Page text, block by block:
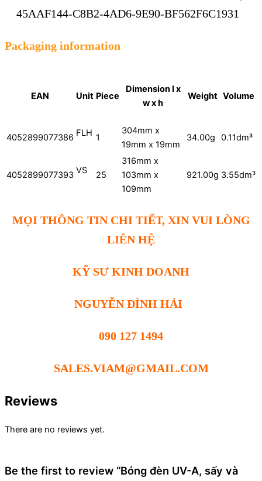
45AAF144-C8B2-4AD6-9E90-BF562F6C1931
Packaging information
EAN Unit Piece
Dimension l x
w x h
Weight Volume
4052899077386 FLH 1
304mm x
19mm x 19mm
34.00g 0.11dm³
4052899077393 VS 25
316mm x
103mm x
109mm
921.00g 3.55dm³
MỌI THÔNG TIN CHI TIẾT, XIN VUI LÒNG
LIÊN HỆ
KỸ SƯ KINH DOANH
NGUYỄN ĐÌNH HẢI
090 127 1494
SALES.VIAM@GMAIL.COM
Reviews
There are no reviews yet.
Be the first to review “Bóng đèn UV-A, sấy và